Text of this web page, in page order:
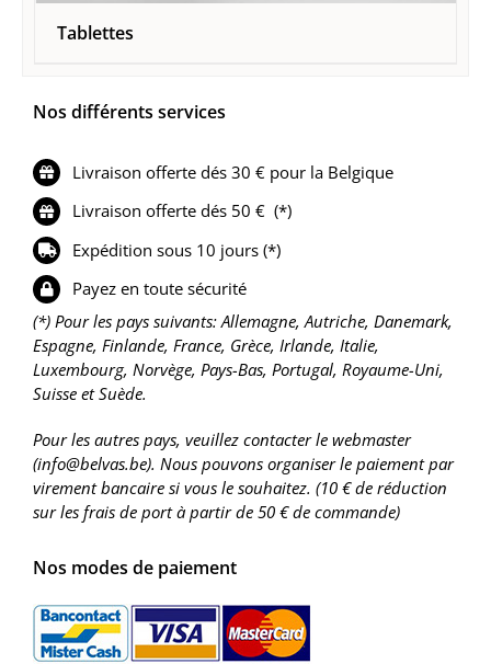
Tablettes
Nos différents services
Livraison offerte dés 30 € pour la Belgique
Livraison offerte dés 50 € (*)
Expédition sous 10 jours (*)
Payez en toute sécurité
(*) Pour les pays suivants: Allemagne, Autriche, Danemark,
Espagne, Finlande, France, Grèce, Irlande, Italie,
Luxembourg, Norvège, Pays-Bas, Portugal, Royaume-Uni,
Suisse et Suède.
Pour les autres pays, veuillez contacter le webmaster
(info@belvas.be). Nous pouvons organiser le paiement par
virement bancaire si vous le souhaitez. (10 € de réduction
sur les frais de port à partir de 50 € de commande)
Nos modes de paiement